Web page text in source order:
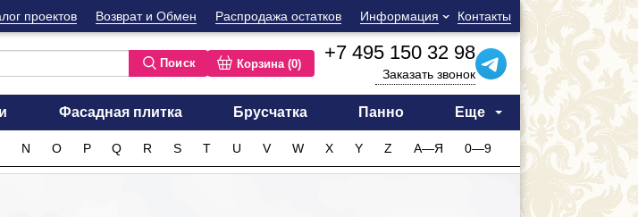
проектов Возврат и Обмен Распродажа остатков Информация Контакты
Поиск Корзина (0)
+7 495 150 32 98
Заказать звонок
Фасадная плитка Брусчатка Панно Еще
N O P Q R S T U V W X Y Z А—Я 0—9